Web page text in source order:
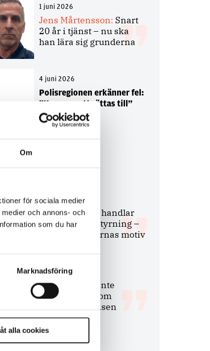
Om
för sociala medier
och annons- och
som du har
Marknadsföring
alla cookies
1 juni 2026
Jens Mårtensson: Snart
20 år i tjänst – nu ska
han lära sig grunderna
4 juni 2026
Polisregionen erkänner fel:
”Kommer att rättas till”
9 juli 2026
Slutreplik:Det handlar
om kunskapsstyrning –
inte om forskarnas motiv
8 juli 2026
Replik:
Det är inte
evidenskrav som
bakbinder polisen
7 juli 2026